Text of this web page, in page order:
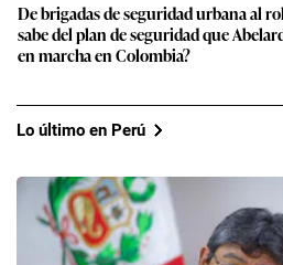
De brigadas de seguridad urbana al
sabe del plan de seguridad que
en marcha en Colombia?
Lo último en Perú